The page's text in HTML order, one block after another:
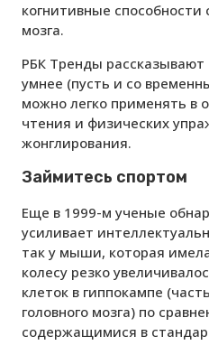
когнитивные
мозга.
РБК Тренды рассказывают
умнее (пусть и со
можно легко применять в
чтения и физических
жонглирования.
Займитесь спортом
Еще в 1999-м ученые
усиливает
так у мыши, которая
колесу резко
клеток в гиппокампе
головного мозга) по
содержащимися в